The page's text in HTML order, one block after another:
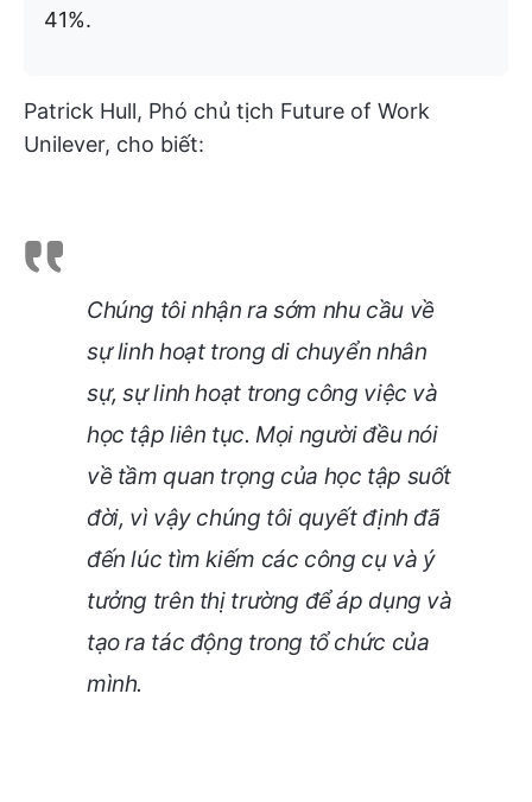
41%.
Patrick Hull, Phó chủ tịch Future of Work
Unilever, cho biết:
Chúng tôi nhận ra sớm nhu cầu về
sự linh hoạt trong di chuyển nhân
sự, sự linh hoạt trong công việc và
học tập liên tục. Mọi người đều nói
về tầm quan trọng của học tập suốt
đời, vì vậy chúng tôi quyết định đã
đến lúc tìm kiếm các công cụ và ý
tưởng trên thị trường để áp dụng và
tạo ra tác động trong tổ chức của
mình.